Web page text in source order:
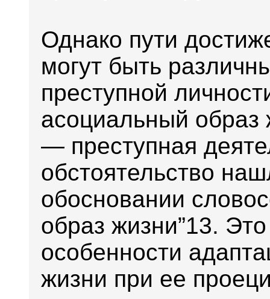
Однако пути
могут быть
преступной
асоциальный образ
— преступная
обстоятельство
обосновании
образ жизни”13.
особенности
жизни при ее